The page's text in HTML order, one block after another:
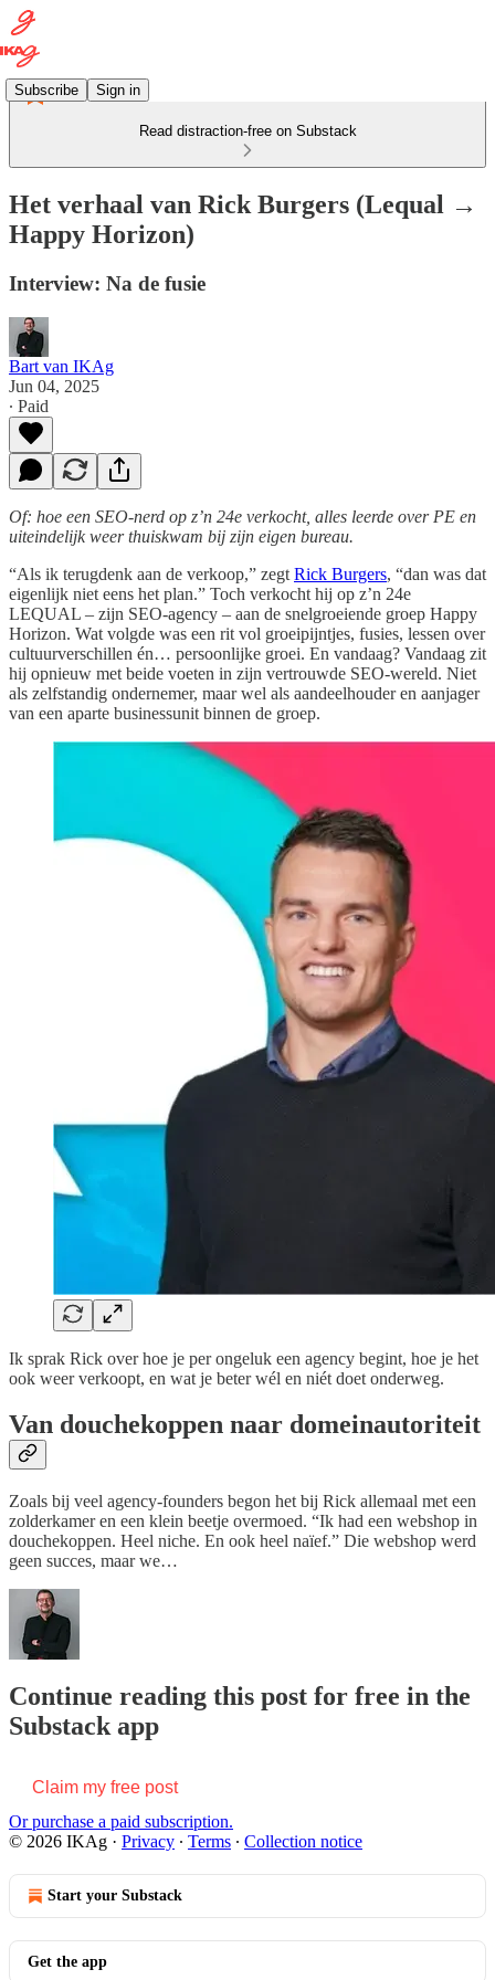
Subscribe Sign in
Read distraction-free on Substack
Het verhaal van Rick Burgers (Lequal →
Happy Horizon)
Interview: Na de fusie
Bart van IKAg
Jun 04, 2025
∙ Paid
Of: hoe een SEO-nerd op z’n 24e verkocht, alles leerde over PE en
uiteindelijk weer thuiskwam bij zijn eigen bureau.
“Als ik terugdenk aan de verkoop,” zegt Rick Burgers, “dan was dat
eigenlijk niet eens het plan.” Toch verkocht hij op z’n 24e
LEQUAL – zijn SEO-agency – aan de snelgroeiende groep Happy
Horizon. Wat volgde was een rit vol groeipijntjes, fusies, lessen over
cultuurverschillen én… persoonlijke groei. En vandaag? Vandaag zit
hij opnieuw met beide voeten in zijn vertrouwde SEO-wereld. Niet
als zelfstandig ondernemer, maar wel als aandeelhouder en aanjager
van een aparte businessunit binnen de groep.
Ik sprak Rick over hoe je per ongeluk een agency begint, hoe je het
ook weer verkoopt, en wat je beter wél en niét doet onderweg.
Van douchekoppen naar domeinautoriteit
Zoals bij veel agency-founders begon het bij Rick allemaal met een
zolderkamer en een klein beetje overmoed. “Ik had een webshop in
douchekoppen. Heel niche. En ook heel naïef.” Die webshop werd
geen succes, maar we…
Continue reading this post for free in the
Substack app
Claim my free post
Or purchase a paid subscription.
© 2026 IKAg · Privacy ∙ Terms ∙ Collection notice
Start your Substack
Get the app